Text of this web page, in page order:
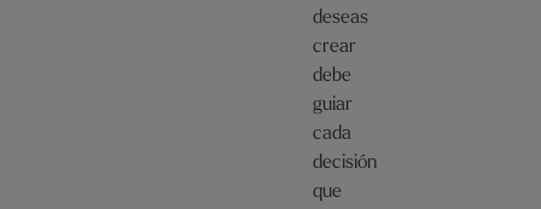
deseas
crear
debe
guiar
cada
decisión
que